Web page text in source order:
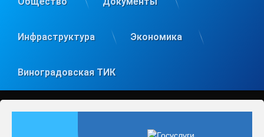
Инфраструктура Экономика
Виноградовская ТИК